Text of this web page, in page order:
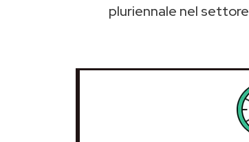
pluriennale nel settore